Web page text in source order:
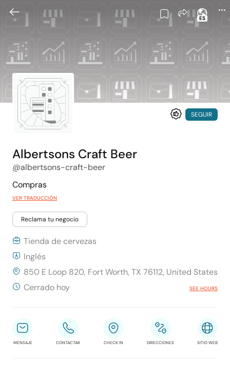
ES
SEGUIR
Albertsons Craft Beer
@albertsons-craft-beer
Compras
VER TRADUCCIÓN
Reclama tu negocio
Tienda de cervezas
Inglés
850 E Loop 820, Fort Worth, TX 76112, United States
Cerrado hoy
SEE HOURS
MENSAJE CONTACTAR CHECK IN DIRECCIONES SITIO WEB